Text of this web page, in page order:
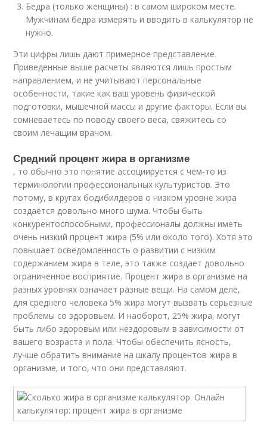
Бедра (только женщины) : в самом широком месте.
Мужчинам бедра измерять и вводить в калькулятор не
нужно.
Эти цифры лишь дают примерное представление.
Приведенные выше расчеты являются лишь простым
направлением, и не учитывают персональные
особенности, такие как ваш уровень физической
подготовки, мышечной массы и другие факторы. Если вы
сомневаетесь по поводу своего веса, свяжитесь со
своим лечащим врачом.
Средний процент жира в организме
, то обычно это понятие ассоциируется с чем-то из
терминологии профессиональных культуристов. Это
потому, в кругах бодибилдеров о низком уровне жира
создаётся довольно много шума. Чтобы быть
конкурентоспособными, профессионалы должны иметь
очень низкий процент жира (5% или около того). Хотя это
повышает осведомленность о развитии с низким
содержанием жира в теле, это также создает довольно
ограниченное восприятие. Процент жира в организме на
разных уровнях означает разные вещи. На самом деле,
для среднего человека 5% жира могут вызвать серьезные
проблемы со здоровьем. И наоборот, 25% жира, могут
быть либо здоровым или нездоровым в зависимости от
вашего возраста и пола. Чтобы обеспечить ясность,
лучше обратить внимание на шкалу процентов жира в
организме, и того, что они представляют.